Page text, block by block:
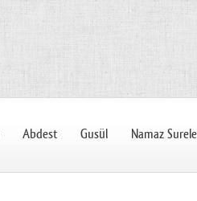
Abdest Gusül Namaz